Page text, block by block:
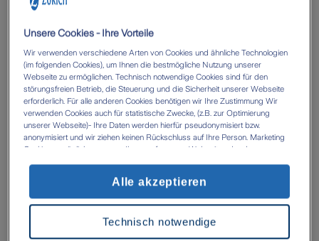
unbürokratisch und zügig helfen. Melden Sie sich
daher schnellstmöglich bei uns. Was wir in jedem
Fall benötigen:
Original-Versicherungsschein
Sollte dieser abhanden gekommen sein,
übersenden wir Ihnen gerne eine
Verlusterklärung.
unterschrieben mit Angabe von IBAN und BIC.
Unsere Cookies - Ihre Vorteile
Wir verwenden verschiedene Arten von Cookies und ähnliche Technologien
(im folgenden Cookies), um Ihnen die bestmögliche Nutzung unserer
Webseite zu ermöglichen. Technisch notwendige Cookies sind für den
störungsfreien Betrieb, die Steuerung und die Sicherheit unserer Webseite
erforderlich. Für alle anderen Cookies benötigen wir Ihre Zustimmung Wir
verwenden Cookies auch für statistische Zwecke, (z.B. zur Optimierung
unserer Webseite)- Ihre Daten werden hierfür pseudonymisiert bzw.
anonymisiert und wir ziehen keinen Rückschluss auf Ihre Person. Marketing
Cookies ermöglichen es uns, Ihnen auf unserer Webseite oder den
akzeptieren' erlauben Sie uns die Datenverarbeitung durch sämtliche dieser
Cookies durch uns oder unsere technologischen Partner, ggf. auch zu eigenen
Google Analytics) kann es zu einer Datenübermittlung in Länder kommen, die
kein mit der EU vergleichbares Datenschutzniveau aufweisen (z.B. USA). Es
Technisch notwendige
Alle akzeptieren